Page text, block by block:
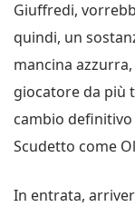
Giuffredi,
quindi, un
mancina
giocatore da più
cambio
Scudetto come
In entrata,